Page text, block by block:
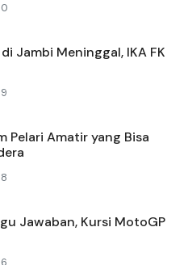
Jambi Meninggal, IKA FK
Pelari Amatir yang Bisa
Jawaban, Kursi MotoGP